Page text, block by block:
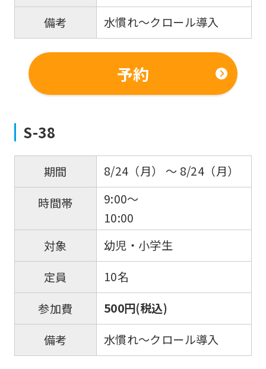
備考
水慣れ～クロール導入
予約
S-38
期間
8/24（月） 〜 8/24（月）
時間帯
9:00～
10:00
対象
幼児・小学生
定員
10名
参加費
500円(税込)
備考
水慣れ～クロール導入
For
foreigners
Central
Sports
official
is
automatically
translated
into